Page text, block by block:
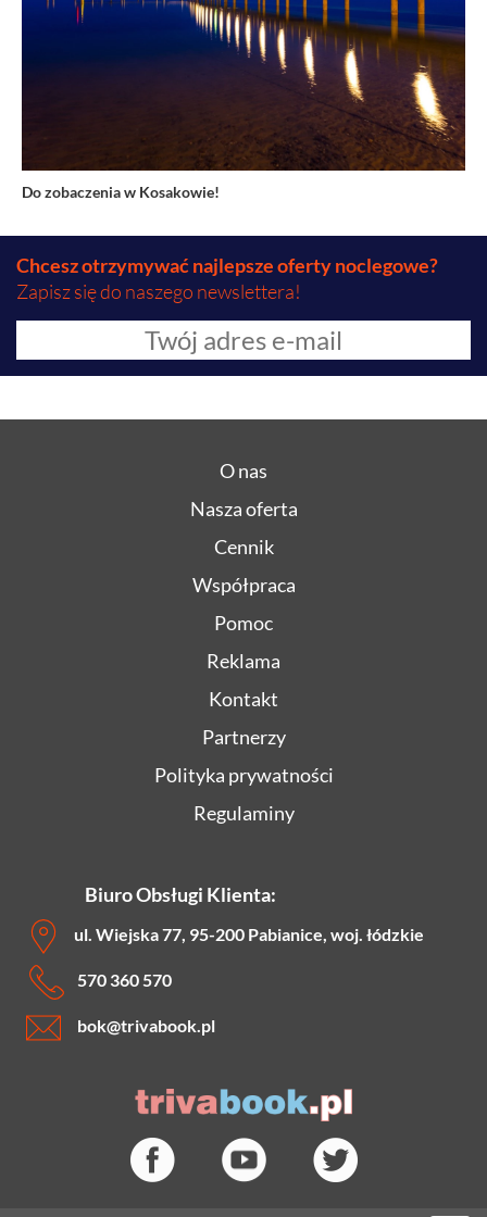
Do zobaczenia w Kosakowie!
Chcesz otrzymywać najlepsze oferty noclegowe?
Zapisz się do naszego newslettera!
O nas
Nasza oferta
Cennik
Współpraca
Pomoc
Reklama
Kontakt
Partnerzy
Polityka prywatności
Regulaminy
Biuro Obsługi Klienta:
ul. Wiejska 77, 95-200 Pabianice, woj. łódzkie
570 360 570
bok@trivabook.pl